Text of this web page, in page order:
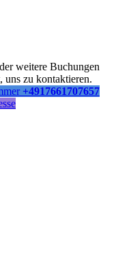
weitere Buchungen
uns zu kontaktieren.
+4917661707657